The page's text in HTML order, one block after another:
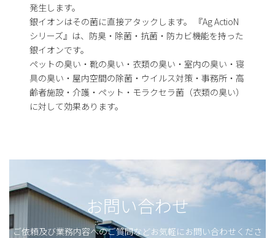
発生します。
銀イオンはその菌に直接アタックします。 『Ag ActioN
シリーズ』は、防臭・除菌・抗菌・防カビ機能を持った
銀イオンです。
ペットの臭い・靴の臭い・衣類の臭い・室内の臭い・寝
具の臭い・屋内空間の除菌・ウイルス対策・事務所・高
齢者施設・介護・ペット・モラクセラ菌（衣類の臭い）
に対して効果あります。
お問い合わせ
ご依頼及び業務内容へのご質問などお気軽にお問い合わせくださ